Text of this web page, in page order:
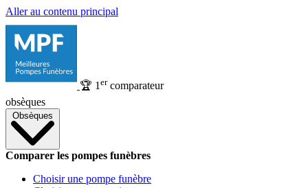
Aller au contenu principal
🏆 1 ercomparateur
obsèques
Obsèques
Comparer les pompes funèbres
Choisir une pompe funèbre